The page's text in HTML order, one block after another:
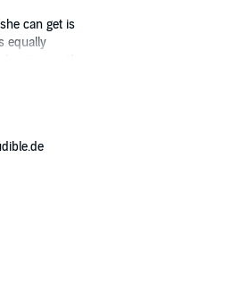
can get is
equally
on the
Savard,